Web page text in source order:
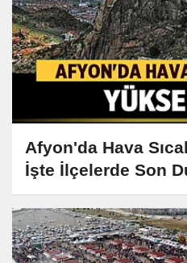
Afyon'da Hava
İşte İlçelerde Son